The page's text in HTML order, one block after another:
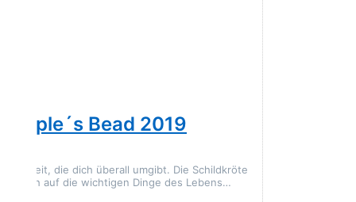
Bead 2019
die dich überall umgibt. Die Schildkröte
dich auf die wichtigen Dinge des Lebens…